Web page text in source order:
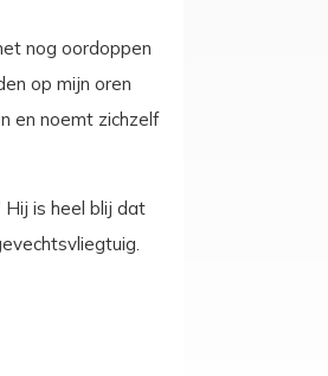
nog oordoppen
op mijn oren
en noemt zichzelf
Hij is heel blij dat